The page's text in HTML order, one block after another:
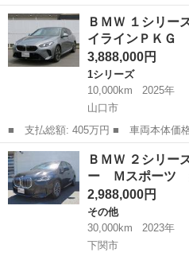
名： ＢＭＷ ■ 車種名： Ｚ３ロー
ースグレード ハードトップ ＣＤ
1900cc ...
岡山 岡山市
ＢＭＷ １シリ
イラインＰＫＧ
3,888,000円
1シリーズ
10,000km
2025年
山口市
■ 支払総額: 405万円 ■ 車両本体価格： 3,888,000 円 ■ メーカー
名： ＢＭＷ ■ 車種名： １シリー
ｄ Ｍスポーツ ハイラインＰＫＧ
ザレザー 禁...
山口 山口市
ＢＭＷ ２シリー
ー Ｍスポーツ
2,988,000円
その他
30,000km
2023年
下関市